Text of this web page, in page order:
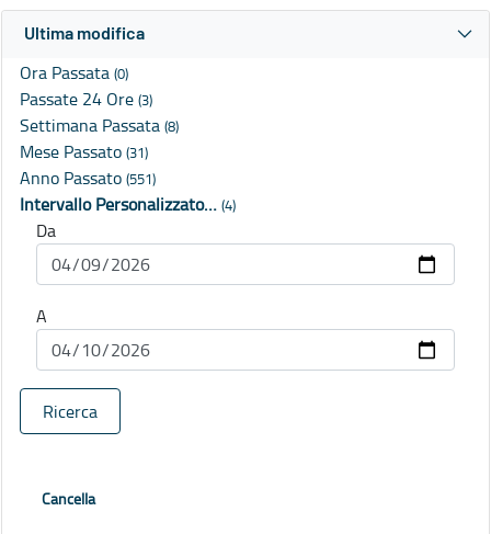
Ultima modifica
Ora Passata (0)
Passate 24 Ore (3)
Settimana Passata (8)
Mese Passato (31)
Anno Passato (551)
Intervallo Personalizzato… (4)
Da
A
Ricerca
Cancella